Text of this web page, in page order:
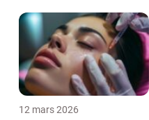
12 mars 2026